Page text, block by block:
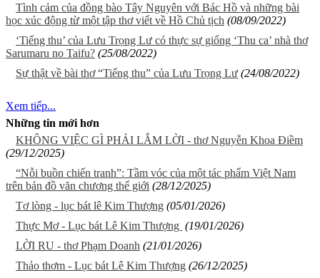
Tình cảm của đồng bào Tây Nguyên với Bác Hồ và những bài
học xúc động từ một tập thơ viết về Hồ Chủ tịch (08/09/2022)
‘Tiếng thu’ của Lưu Trọng Lư có thực sự giống ‘Thu ca’ nhà thơ
Sarumaru no Taifu? (25/08/2022)
Sự thật về bài thơ “Tiếng thu” của Lưu Trọng Lư (24/08/2022)
Xem tiếp...
Những tin mới hơn
KHÔNG VIỆC GÌ PHẢI LẮM LỜI - thơ Nguyễn Khoa Điềm
(29/12/2025)
“Nỗi buồn chiến tranh”: Tầm vóc của một tác phẩm Việt Nam
trên bản đồ văn chương thế giới (28/12/2025)
Tơ lòng - lục bát lê Kim Thượng (05/01/2026)
Thực Mơ - Lục bát Lê Kim Thượng (19/01/2026)
LỜI RU - thơ Phạm Doanh (21/01/2026)
Thảo thơm - Lục bát Lê Kim Thượng (26/12/2025)